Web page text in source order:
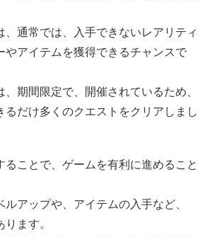
、通常では、入手できないレアリティ
やアイテムを獲得できるチャンスで
期間限定で、開催されているため、
るだけ多くのクエストをクリアしまし
ることで、ゲームを有利に進めること
アップや、アイテムの入手など、
ます。